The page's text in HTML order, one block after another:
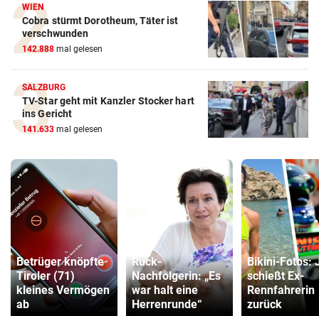
WIEN
Cobra stürmt Dorotheum, Täter ist
verschwunden
142.888 mal gelesen
SALZBURG
TV-Star geht mit Kanzler Stocker hart
ins Gericht
141.633 mal gelesen
Betrüger knöpfte
Tiroler (71)
kleines Vermögen
ab
Ruck-
Nachfolgerin: „Es
war halt eine
Herrenrunde“
Bikini-Fotos:
schießt Ex-
Rennfahrerin
zurück